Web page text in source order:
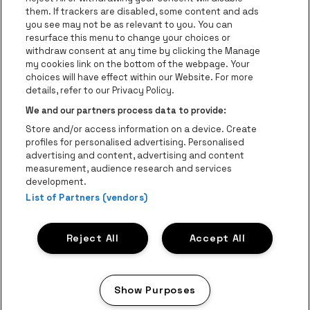
Visitez le site de Coca-Cola Visitez le
Visitez le site de Champagne Pommery
Visitez le site de Le
Visitez le site de Le logo Lillet en
Visitez le site
AFAS Dome fait partie de be•at
AFAS Dome
Schijnpoortweg 119, 2170 Anvers
Be-At Venues
Schijnpoortweg 119, 2170 Anvers
BTW (BE) 0461.051.688 - RPR Antwerpen
BNP Paribas Fortis - IBAN: BE93 2200 4925 0067 - BIC:
GEBABEBB
ProclaimerCookiesManage my cookiesPrivacy
them. If trackers are disabled, some content and ads
you see may not be as relevant to you. You can
resurface this menu to change your choices or
withdraw consent at any time by clicking the Manage
my cookies link on the bottom of the webpage. Your
choices will have effect within our Website. For more
details, refer to our Privacy Policy.
We and our partners process data to provide:
Store and/or access information on a device. Create
profiles for personalised advertising. Personalised
advertising and content, advertising and content
measurement, audience research and services
development.
List of Partners (vendors)
Accept All
Reject All
Show Purposes